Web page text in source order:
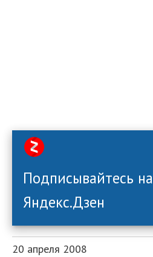
Подписывайтесь
Яндекс.Дзен
20 апреля 2008